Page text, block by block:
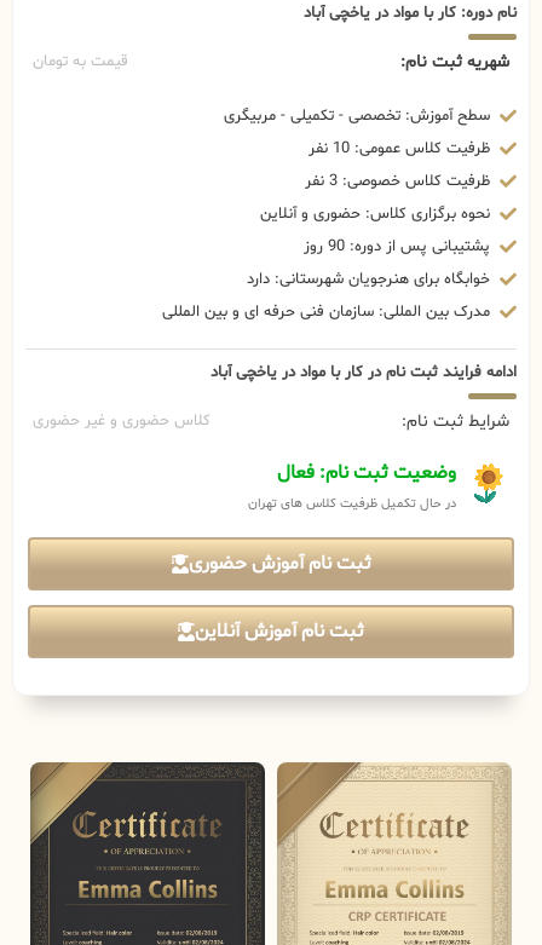
نام دوره: کار با مواد در یاخچی آباد
شهریه ثبت نام: قیمت به تومان
سطح آموزش: تخصصی - تکمیلی - مربیگری
ظرفیت کلاس عمومی: 10 نفر
ظرفیت کلاس خصوصی: 3 نفر
نحوه برگزاری کلاس: حضوری و آنلاین
پشتیبانی پس از دوره: 90 روز
خوابگاه برای هنرجویان شهرستانی: دارد
مدرک بین المللی: سازمان فنی حرفه ای و بین المللی
ادامه فرایند ثبت نام در کار با مواد در یاخچی آباد
شرایط ثبت نام: کلاس حضوری و غیر حضوری
وضعیت ثبت نام: فعال
در حال تکمیل ظرفیت کلاس های تهران
ثبت نام آموزش حضوری
ثبت نام آموزش آنلاین